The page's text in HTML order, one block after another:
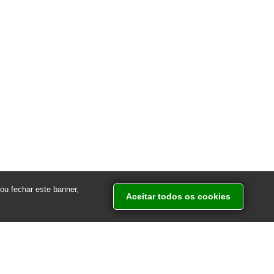
fechar este banner,
Aceitar todos os cookies